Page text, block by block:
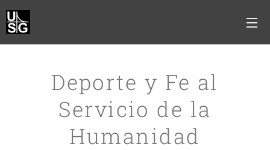
Deporte y Fe al
Servicio de la
Humanidad